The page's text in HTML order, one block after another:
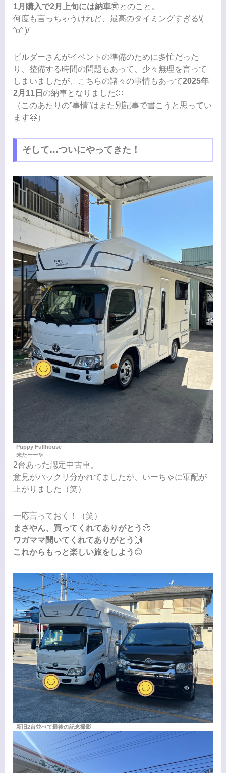
1月購入で2月上旬には納車🉑とのこと。
何度も言っちゃうけれど、最高のタイミングすぎる\(
ˆoˆ )/
ビルダーさんがイベントの準備のために多忙だった
り、整備する時間の問題もあって、少々無理を言って
しまいましたが、こちらの諸々の事情もあって2025年
2月11日 の納車となりました👏
（このあたりの”事情”はまた別記事で書こうと思ってい
ます🤗）
そして…ついにやってきた！
Puppy Fullhouse
来たーー✨
2台あった認定中古車。
意見がパックリ分かれてましたが、いーちゃに軍配が
上がりました（笑）
一応言っておく！（笑）
まさやん、買ってくれてありがとう 🥹
ワガママ聞いてくれてありがとう 🙌
これからもっと楽しい旅をしよう 😊
新旧2台並べて最後の記念撮影